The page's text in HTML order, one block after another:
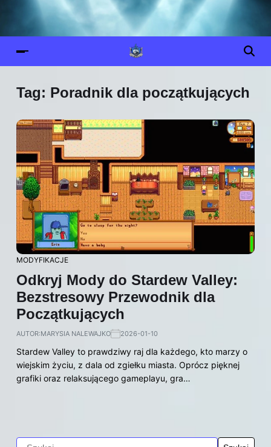
Tag: Poradnik dla początkujących
MODYFIKACJE
Odkryj Mody do Stardew Valley:
Bezstresowy Przewodnik dla
Początkujących
AUTOR:MARYSIA NALEWAJKO 2026-01-10
Stardew Valley to prawdziwy raj dla każdego, kto marzy o
wiejskim życiu, z dala od zgiełku miasta. Oprócz pięknej
grafiki oraz relaksującego gameplayu, gra…